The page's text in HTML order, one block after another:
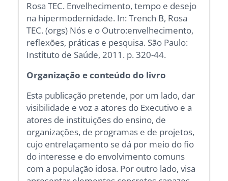
Rosa TEC. Envelhecimento, tempo e desejo
na hipermodernidade. In: Trench B, Rosa
TEC. (orgs) Nós e o Outro:envelhecimento,
reflexões, práticas e pesquisa. São Paulo:
Instituto de Saúde, 2011. p. 320-44.
Organização e conteúdo do livro
Esta publicação pretende, por um lado, dar
visibilidade e voz a atores do Executivo e a
atores de instituições do ensino, de
organizações, de programas e de projetos,
cujo entrelaçamento se dá por meio do fio
do interesse e do envolvimento comuns
com a população idosa. Por outro lado, visa